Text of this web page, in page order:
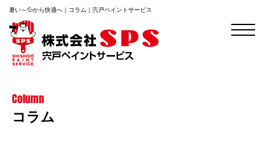
暑い～💦から快適へ｜コラム｜宍戸ペイントサービス
Column
コラム